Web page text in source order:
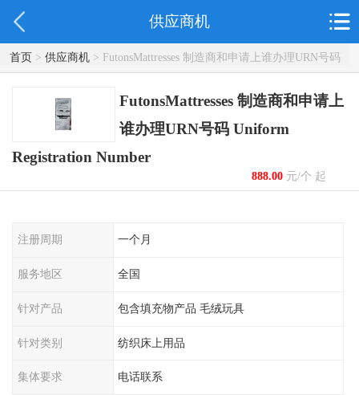
供应商机
首页> 供应商机> FutonsMattresses 制造商和申请上谁办理URN号码
Uniform Registration Number
FutonsMattresses 制造商和申请上
谁办理URN号码 Uniform
Registration Number
888.00元/个 起
注册周期 一个月
服务地区 全国
针对产品 包含填充物产品 毛绒玩具
针对类别 纺织床上用品
集体要求 电话联系